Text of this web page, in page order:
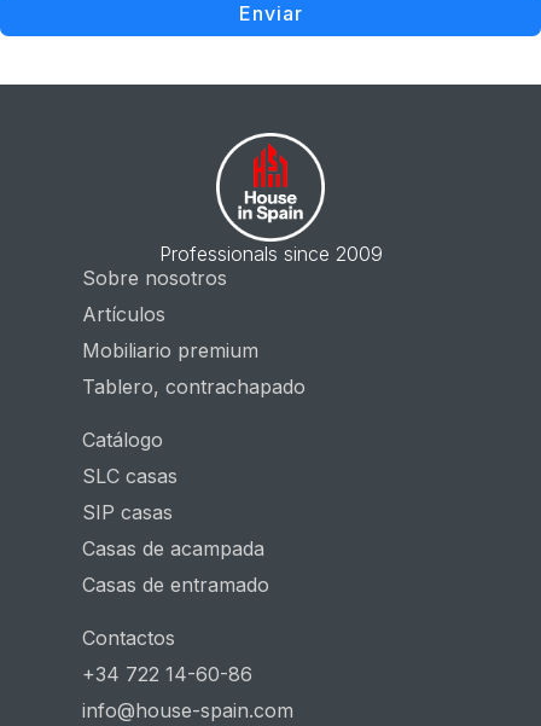
Enviar
Professionals since 2009
Sobre nosotros
Artículos
Mobiliario premium
Tablero, contrachapado
Catálogo
SLC casas
SIP casas
Casas de acampada
Casas de entramado
Contactos
+34 722 14-60-86
info@house-spain.com